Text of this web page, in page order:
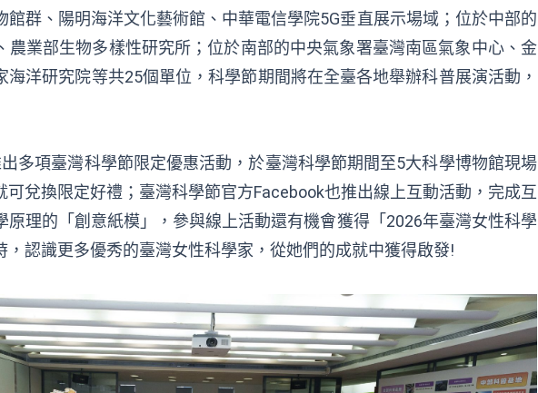
館群、陽明海洋文化藝術館、中華電信學院5G垂直展示場域；位於中部的
農業部生物多樣性研究所；位於南部的中央氣象署臺灣南區氣象中心、金
海洋研究院等共25個單位，科學節期間將在全臺各地舉辦科普展演活動，
多項臺灣科學節限定優惠活動，於臺灣科學節期間至5大科學博物館現場
可兌換限定好禮；臺灣科學節官方Facebook也推出線上互動活動，完成互
原理的「創意紙模」，參與線上活動還有機會獲得「2026年臺灣女性科學
，認識更多優秀的臺灣女性科學家，從她們的成就中獲得啟發!